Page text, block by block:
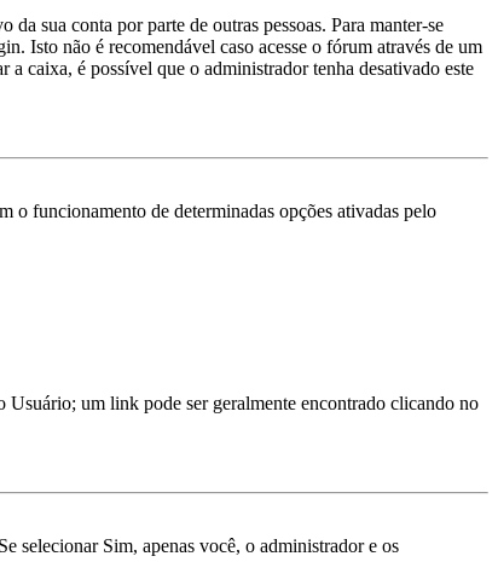
sua conta por parte de outras pessoas. Para manter-se
Isto não é recomendável caso acesse o fórum através de um
caixa, é possível que o administrador tenha desativado este
o funcionamento de determinadas opções ativadas pelo
Usuário; um link pode ser geralmente encontrado clicando no
selecionar Sim, apenas você, o administrador e os